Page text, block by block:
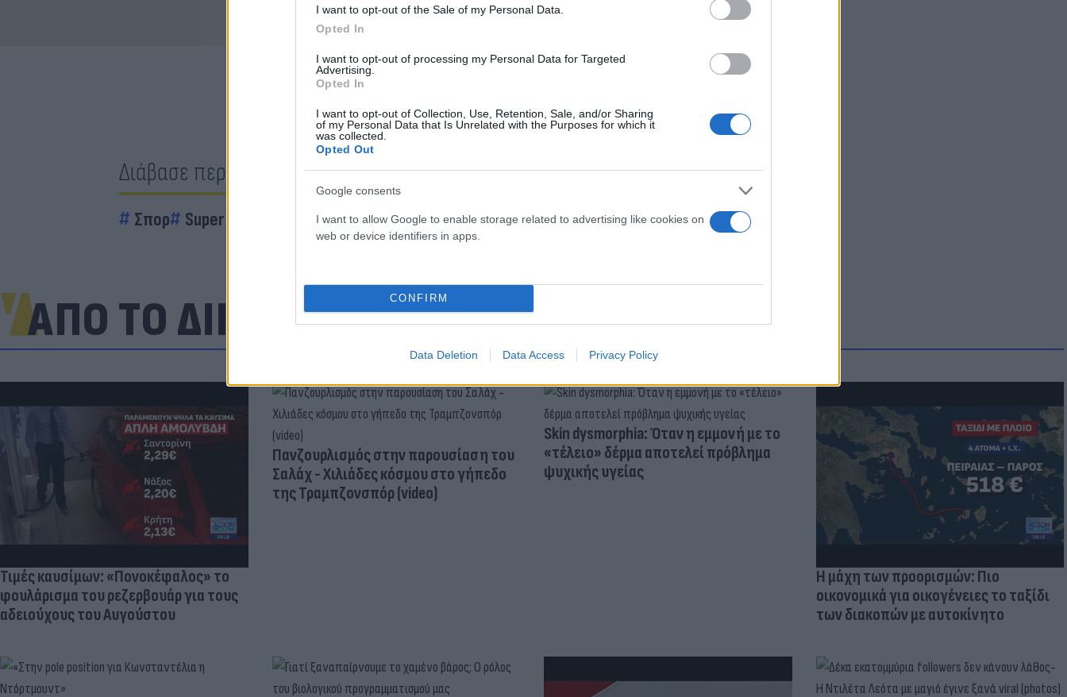
I want to opt-out of the Sale of my Personal Data.
Opted In
I want to opt-out of processing my Personal Data for Targeted
Advertising.
Opted In
I want to opt-out of Collection, Use, Retention, Sale, and/or Sharing
of my Personal Data that Is Unrelated with the Purposes for which it
was collected.
Opted Out
Google consents
I want to allow Google to enable storage related to advertising like cookies on
web or device identifiers in apps.
CONFIRM
Data Deletion Data Access Privacy Policy
Διάβασε περισσότερα
Σπορ Super League 1 Βόλος Αστέρας Τρίπολης
ΑΠΟ ΤΟ ΔΙΚΤΥΟ
Τιμές καυσίμων: «Πονοκέφαλος» το
φουλάρισμα του ρεζερβουάρ για τους
αδειούχους του Αυγούστου
Πανζουρλισμός στην παρουσίαση του
Σαλάχ - Χιλιάδες κόσμου στο γήπεδο
της Τραμπζονσπόρ (video)
Skin dysmorphia: Όταν η εμμονή με το
«τέλειο» δέρμα αποτελεί πρόβλημα
ψυχικής υγείας
Η μάχη των προορισμών: Πιο
οικονομικά για οικογένειες το ταξίδι
των διακοπών με αυτοκίνητο